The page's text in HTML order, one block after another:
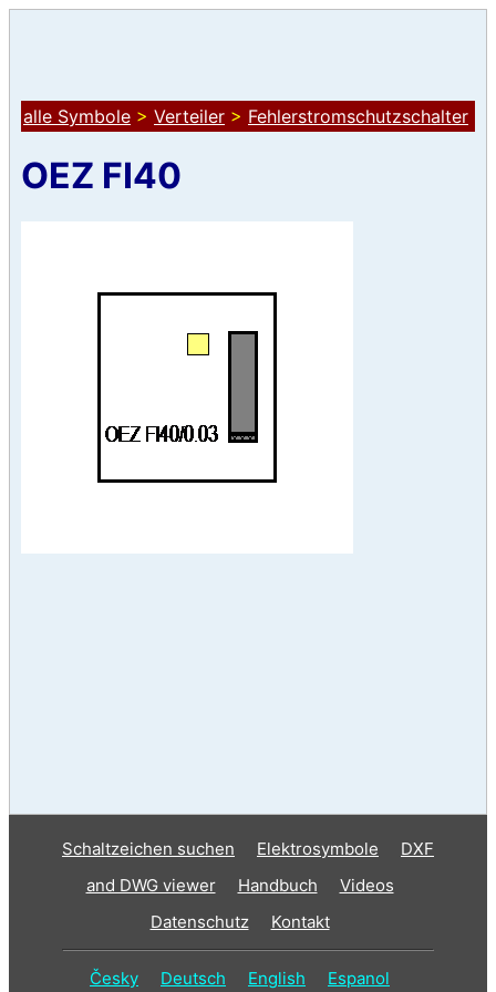
alle Symbole > Verteiler > Fehlerstromschutzschalter
OEZ FI40
Schaltzeichen suchen Elektrosymbole
DXF
and DWG viewer
Handbuch
Videos
Datenschutz
Kontakt
Česky Deutsch English Espanol